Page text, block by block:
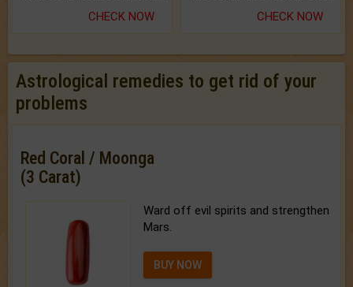
CHECK NOW CHECK NOW
Astrological remedies to get rid of your
problems
Red Coral / Moonga
(3 Carat)
Ward off evil spirits and strengthen
Mars.
BUY NOW